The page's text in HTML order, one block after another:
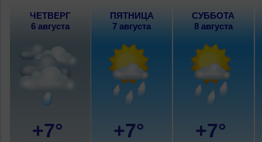
ЧЕТВЕРГ
6 августа
+7°
ПЯТНИЦА
7 августа
+7°
СУББОТА
8 августа
+7°